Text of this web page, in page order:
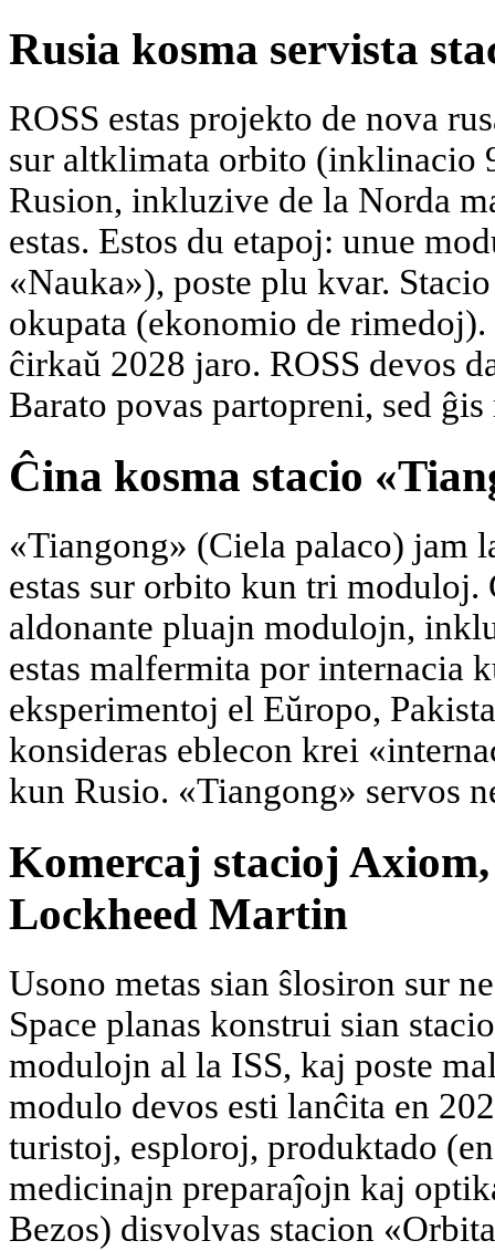
Rusia kosma servista
ROSS estas projekto de nova
sur altklimata orbito (inklinacio
Rusion, inkluzive de la Norda
estas. Estos du etapoj: unue
«Nauka»), poste plu kvar.
okupata (ekonomio de
ĉirkaŭ 2028 jaro. ROSS devos
Barato povas partopreni, sed
Ĉina kosma stacio
«Tiangong» (Ciela palaco) jam
estas sur orbito kun tri moduloj.
aldonante pluajn modulojn,
estas malfermita por internacia
eksperimentoj el Eŭropo,
konsideras eblecon krei
kun Rusio. «Tiangong» servos
Komercaj stacioj
Lockheed Martin
Usono metas sian ŝlosiron sur
Space planas konstrui sian
modulojn al la ISS, kaj poste
modulo devos esti lanĉita en
turistoj, esploroj, produktado
medicinajn preparaĵojn kaj
Bezos) disvolvas stacion